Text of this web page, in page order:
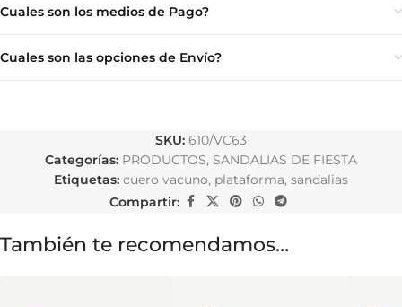
Cuales son los medios de Pago?
Cuales son las opciones de Envío?
SKU: 610/VC63
Categorías: PRODUCTOS, SANDALIAS DE FIESTA
Etiquetas: cuero vacuno, plataforma, sandalias
Compartir:
También te recomendamos…